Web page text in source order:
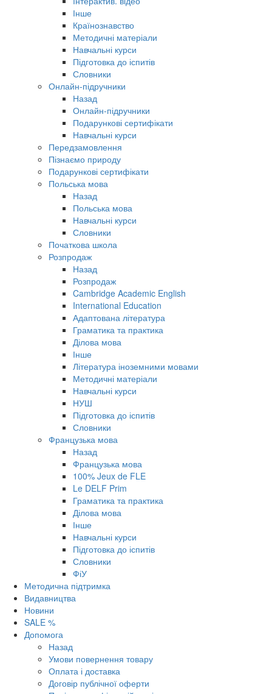
Інше
Країнознавство
Методичні матеріали
Навчальні курси
Підготовка до іспитів
Словники
Онлайн-підручники
Назад
Онлайн-підручники
Подарункові сертифікати
Навчальні курси
Передзамовлення
Пізнаємо природу
Подарункові сертифікати
Польська мова
Назад
Польська мова
Навчальні курси
Словники
Початкова школа
Розпродаж
Назад
Розпродаж
Cambridge Academic English
International Education
Адаптована література
Граматика та практика
Ділова мова
Інше
Література іноземними мовами
Методичні матеріали
Навчальні курси
НУШ
Підготовка до іспитів
Словники
Французька мова
Назад
Французька мова
100% Jeux de FLE
Le DELF Prim
Граматика та практика
Ділова мова
Інше
Навчальні курси
Підготовка до іспитів
Словники
ФіУ
Методична підтримка
Видавництва
Новини
SALE %
Допомога
Назад
Умови повернення товару
Оплата і доставка
Договір публічної оферти